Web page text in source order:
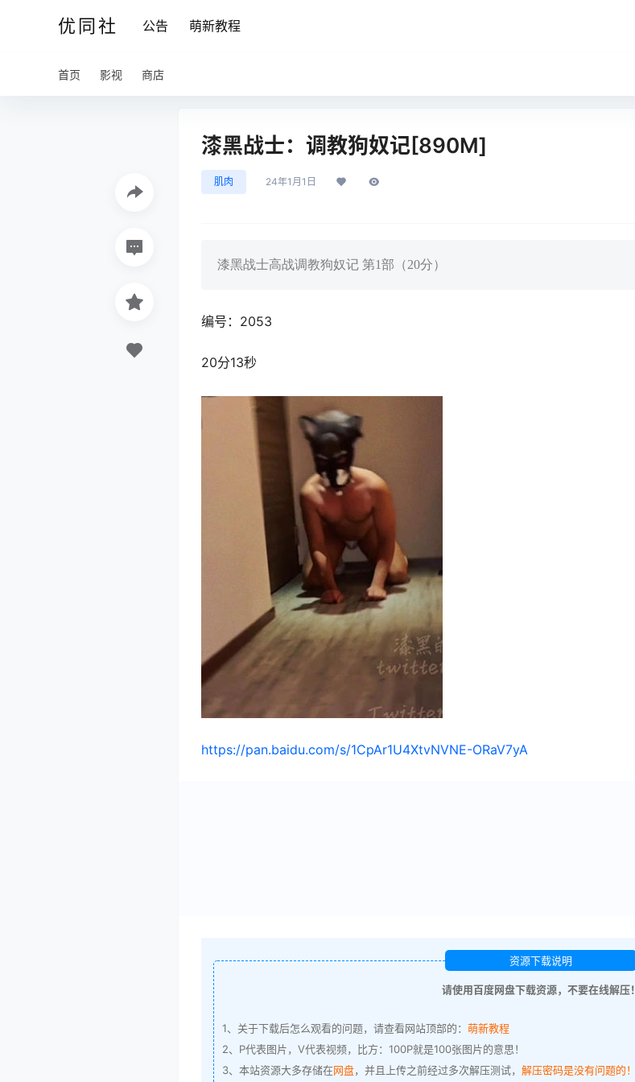
优同社 公告 萌新教程
首页 影视 商店
漆黑战士：调教狗奴记[890M]
肌肉 24年1月1日
漆黑战士高战调教狗奴记 第1部（20分）
编号：2053
20分13秒
https://pan.baidu.com/s/1CpAr1U4XtvNVNE-ORaV7yA
资源下载说明
请使用百度网盘下载资源，不要在线解压！
1、关于下载后怎么观看的问题，请查看网站顶部的： 萌新教程
2、P代表图片，V代表视频，比方：100P就是100张图片的意思！
3、本站资源大多存储在网盘，并且上传之前经过多次解压测试， 解压密码是没有问题的！